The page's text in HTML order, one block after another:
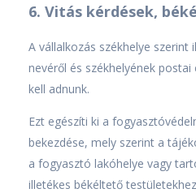
6. Vitás kérdések,
A vállalkozás székhelye
nevéről és székhelyének
kell adnunk.
Ezt egészíti ki a
bekezdése, mely szerint a
a fogyasztó lakóhelye vagy
illetékes békéltető